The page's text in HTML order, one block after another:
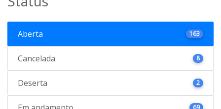
Aberta 163
Cancelada 8
Deserta 2
69